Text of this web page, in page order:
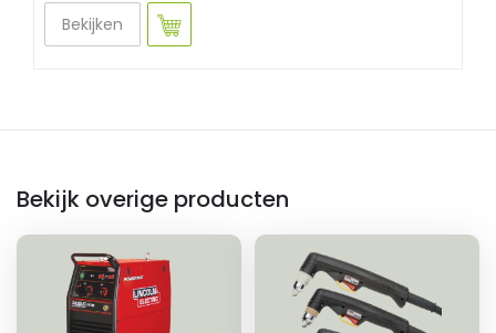
Bekijken
Bekijk overige producten